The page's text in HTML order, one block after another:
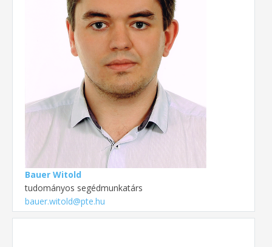
Bauer Witold
tudományos segédmunkatárs
bauer.witold@pte.hu